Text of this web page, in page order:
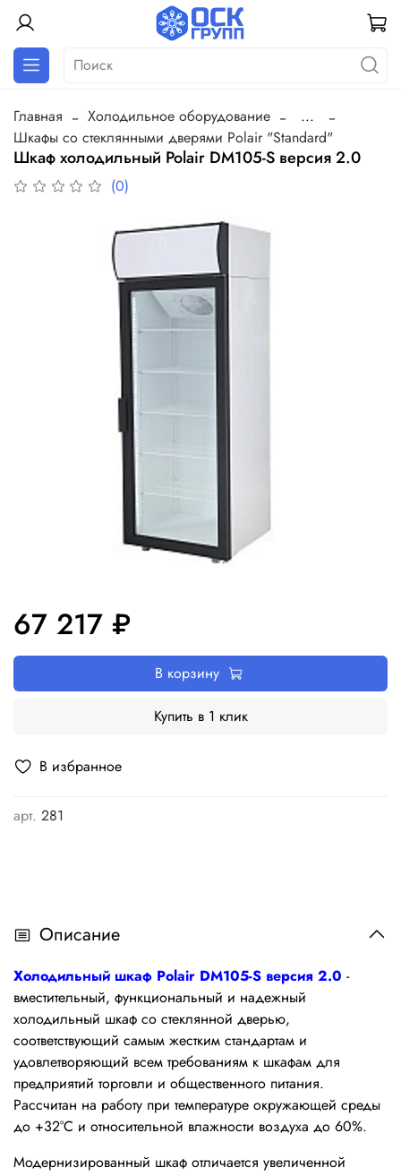
Главная Холодильное оборудование
...
Шкафы со стеклянными дверями Polair "Standard"
Шкаф холодильный Polair DM105-S версия 2.0
(0)
В избранное
арт. 281
67 217 ₽
В корзину
Купить в 1 клик
Описание
Холодильный шкаф Polair DM105-S версия 2.0 -
вместительный, функциональный и надежный
холодильный шкаф со стеклянной дверью,
соответствующий самым жестким стандартам и
удовлетворяющий всем требованиям к шкафам для
предприятий торговли и общественного питания.
Рассчитан на работу при температуре окружающей среды
до +32°С и относительной влажности воздуха до 60%.
Модернизированный шкаф отличается увеличенной